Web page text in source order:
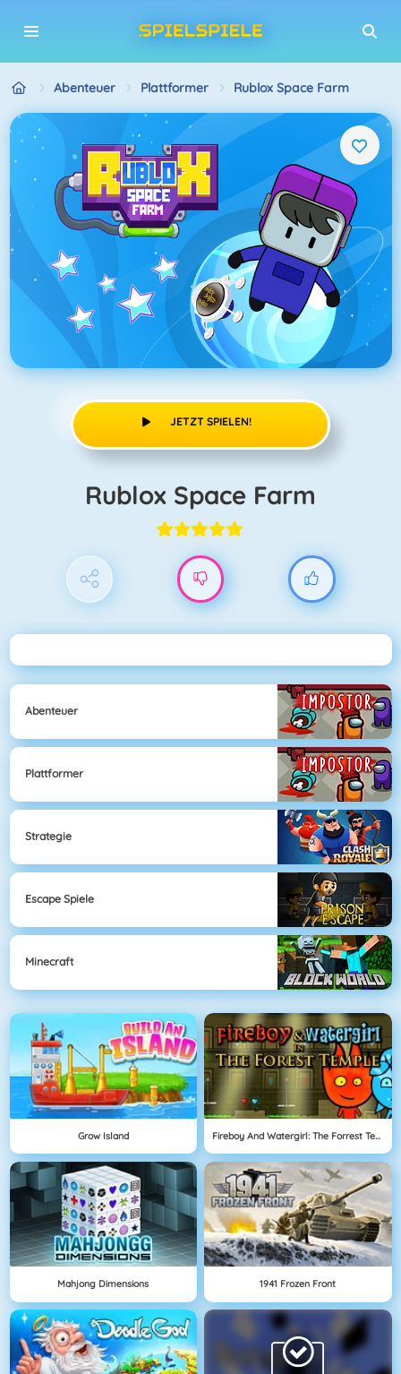
Abenteuer Plattformer Rublox Space Farm
JETZT SPIELEN!
Rublox Space Farm
Abenteuer
Plattformer
Strategie
Escape Spiele
Minecraft
Grow Island Fireboy And Watergirl: The Forrest Temple
Mahjong Dimensions 1941 Frozen Front